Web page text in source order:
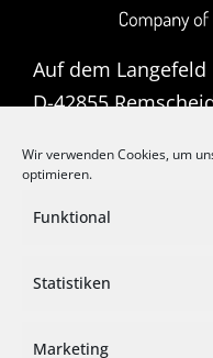
Wir verwenden Cookies, um
optimieren.
Funktional
Statistiken
Marketing
Auf dem Langefeld
D-42855
T: +49 2191 3711 0
F: +49 2191 3711 11
E:info@buchholz-